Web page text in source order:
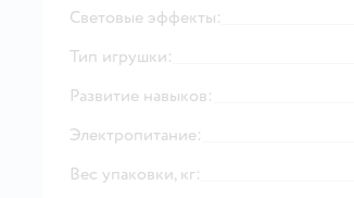
Световые эффекты:
Тип игрушки:
Развитие навыков:
Электропитание:
Вес упаковки, кг: